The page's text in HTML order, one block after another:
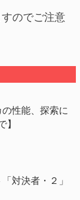
のでご注意
性能、探索に
】
対決者・２」